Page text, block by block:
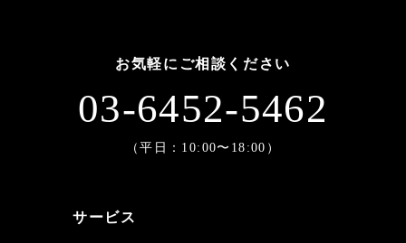
サービス
お気軽にご相談ください
03-6452-5462
（平日：10:00〜18:00）